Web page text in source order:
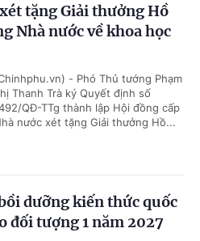
tặng Giải thưởng Hồ
Nhà nước về khoa học
- Phó Thủ tướng Phạm
Thanh Trà ký Quyết định số
QĐ-TTg thành lập Hội đồng cấp
nước xét tặng Giải thưởng Hồ...
dưỡng kiến thức quốc
đối tượng 1 năm 2027